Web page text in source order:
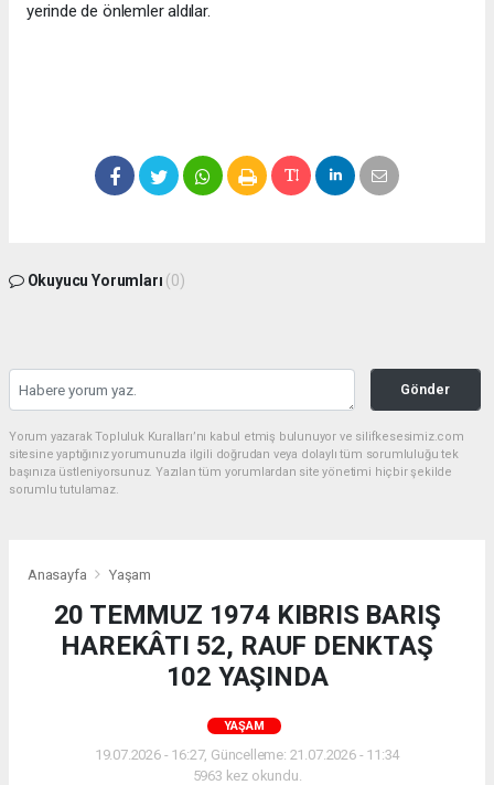
yerinde de önlemler aldılar.
Okuyucu Yorumları (0)
Gönder
Yorum yazarak Topluluk Kuralları’nı kabul etmiş bulunuyor ve silifkesesimiz.com
sitesine yaptığınız yorumunuzla ilgili doğrudan veya dolaylı tüm sorumluluğu tek
başınıza üstleniyorsunuz. Yazılan tüm yorumlardan site yönetimi hiçbir şekilde
sorumlu tutulamaz.
Anasayfa Yaşam
20 TEMMUZ 1974 KIBRIS BARIŞ
HAREKÂTI 52, RAUF DENKTAŞ
102 YAŞINDA
YAŞAM
19.07.2026 - 16:27, Güncelleme: 21.07.2026 - 11:34
5963 kez okundu.